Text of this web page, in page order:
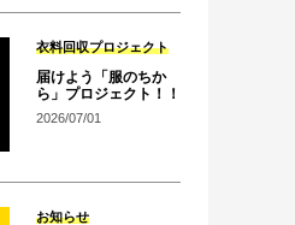
衣料回収プロジェクト
届けよう「服のちか
ら」プロジェクト！！
2026/07/01
お知らせ